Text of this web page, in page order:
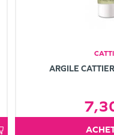
ARGILE